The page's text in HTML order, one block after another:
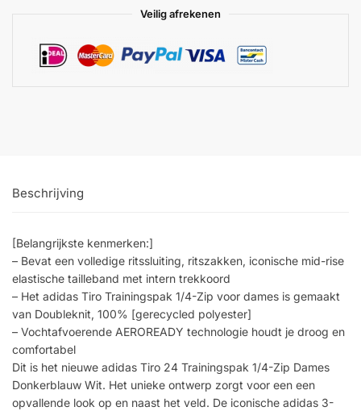
Veilig afrekenen
Beschrijving
[Belangrijkste kenmerken:]
– Bevat een volledige ritssluiting, ritszakken, iconische mid-rise
elastische tailleband met intern trekkoord
– Het adidas Tiro Trainingspak 1/4-Zip voor dames is gemaakt
van Doubleknit, 100% [gerecycled polyester]
– Vochtafvoerende AEROREADY technologie houdt je droog en
comfortabel
Dit is het nieuwe adidas Tiro 24 Trainingspak 1/4-Zip Dames
Donkerblauw Wit. Het unieke ontwerp zorgt voor een een
opvallende look op en naast het veld. De iconische adidas 3-